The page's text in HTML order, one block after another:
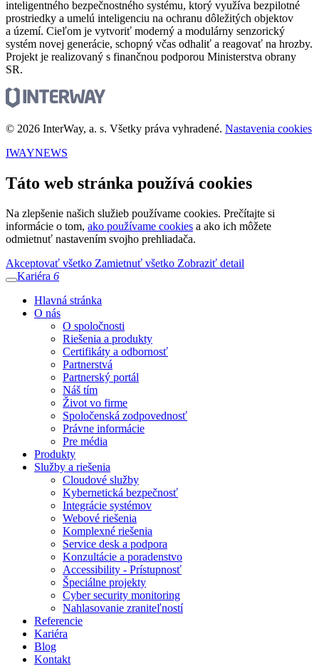
inteligentného bezpečnostného systému, ktorý využíva bezpilotné
prostriedky a umelú inteligenciu na ochranu dôležitých objektov
a území. Cieľom je vytvoriť moderný a modulárny senzorický
systém novej generácie, schopný včas odhaliť a reagovať na hrozby.
Projekt je realizovaný s finančnou podporou Ministerstva obrany
SR.
© 2026 InterWay, a. s. Všetky práva vyhradené. Nastavenia cookies
IWAYNEWS
Táto web stránka používá cookies
Na zlepšenie našich služieb používame cookies. Prečítajte si
informácie o tom, ako používame cookies a ako ich môžete
odmietnuť nastavením svojho prehliadača.
Akceptovať všetko Zamietnuť všetko Zobraziť detail
Kariéra 6
Hlavná stránka
O nás
O spoločnosti
Riešenia a produkty
Certifikáty a odbornosť
Partnerstvá
Partnerský portál
Náš tím
Život vo firme
Spoločenská zodpovednosť
Právne informácie
Pre média
Produkty
Služby a riešenia
Cloudové služby
Kybernetická bezpečnosť
Integrácie systémov
Webové riešenia
Komplexné riešenia
Service desk a podpora
Konzultácie a poradenstvo
Accessibility - Prístupnosť
Špeciálne projekty
Cyber security monitoring
Nahlasovanie zraniteľností
Referencie
Kariéra
Blog
Kontakt